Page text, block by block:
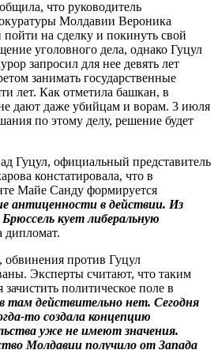
что руководитель
Молдавии Вероника
пойти на сделку и покинуть свой
уголовного дела, однако Гуцул
запросил для нее девять лет
занимать государственные
лет. Как отметила башкан, в
дают даже убийцам и ворам. 3 июля
по этому делу, решение будет
Гуцул, официальный представитель
констатировала, что в
Майе Санду формируется
антиценности в действии. Из
кует либеральную
дипломат.
против Гуцул
Эксперты считают, что таким
политическое поле в
там действительно нет. Сегодня
создала концепцию
уже не имеют значения.
Молдавии получило от Запада